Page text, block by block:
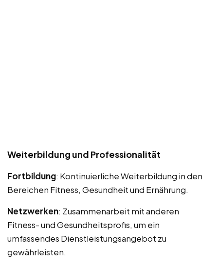
Weiterbildung und Professionalität
Fortbildung: Kontinuierliche Weiterbildung in den
Bereichen Fitness, Gesundheit und Ernährung.
Netzwerken: Zusammenarbeit mit anderen
Fitness- und Gesundheitsprofis, um ein
umfassendes Dienstleistungsangebot zu
gewährleisten.